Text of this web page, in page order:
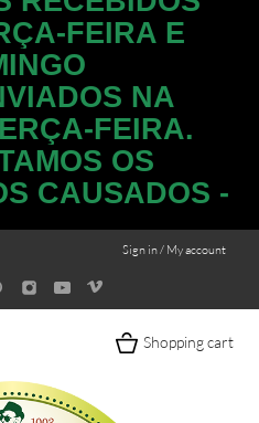
FEIRA E
NA
FEIRA.
OS
CAUSADOS -
Sign in / My account
Shopping cart